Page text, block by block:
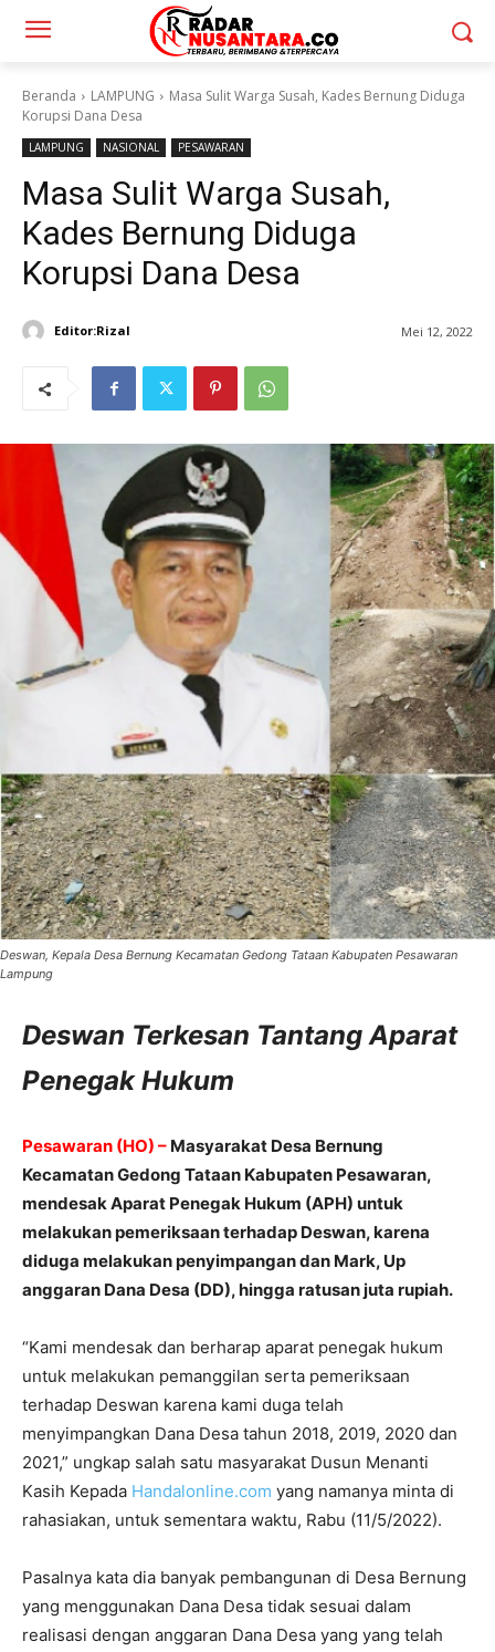
Beranda LAMPUNG
Masa Sulit Warga Susah, Kades Bernung Diduga
Korupsi Dana Desa
LAMPUNG NASIONAL PESAWARAN
Masa Sulit Warga Susah,
Kades Bernung Diduga
Korupsi Dana Desa
Editor:Rizal Mei 12, 2022
Deswan, Kepala Desa Bernung Kecamatan Gedong Tataan Kabupaten Pesawaran
Lampung
Deswan Terkesan Tantang Aparat
Penegak Hukum
Pesawaran (HO) – Masyarakat Desa Bernung
Kecamatan Gedong Tataan Kabupaten Pesawaran,
mendesak Aparat Penegak Hukum (APH) untuk
melakukan pemeriksaan terhadap Deswan, karena
diduga melakukan penyimpangan dan Mark, Up
anggaran Dana Desa (DD), hingga ratusan juta rupiah.
“Kami mendesak dan berharap aparat penegak hukum
untuk melakukan pemanggilan serta pemeriksaan
terhadap Deswan karena kami duga telah
menyimpangkan Dana Desa tahun 2018, 2019, 2020 dan
2021,” ungkap salah satu masyarakat Dusun Menanti
Kasih Kepada Handalonline.com yang namanya minta di
rahasiakan, untuk sementara waktu, Rabu (11/5/2022).
Pasalnya kata dia banyak pembangunan di Desa Bernung
yang menggunakan Dana Desa tidak sesuai dalam
realisasi dengan anggaran Dana Desa yang yang telah